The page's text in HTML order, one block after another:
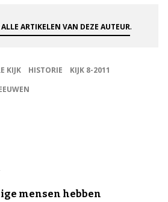
ALLE ARTIKELEN VAN DEZE AUTEUR.
KIJK HISTORIE
KIJK 8-2011
mensen hebben